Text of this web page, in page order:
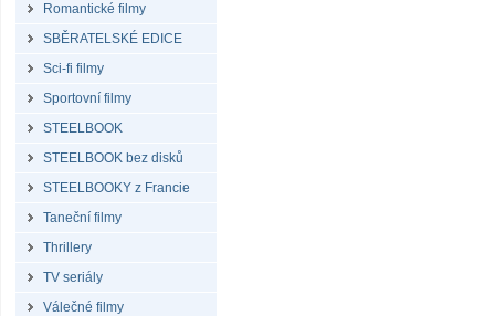
Romantické filmy
SBĚRATELSKÉ EDICE
Sci-fi filmy
Sportovní filmy
STEELBOOK
STEELBOOK bez disků
STEELBOOKY z Francie
Taneční filmy
Thrillery
TV seriály
Válečné filmy